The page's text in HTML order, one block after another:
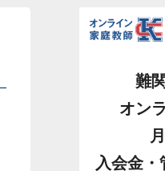
難
オン
入会金